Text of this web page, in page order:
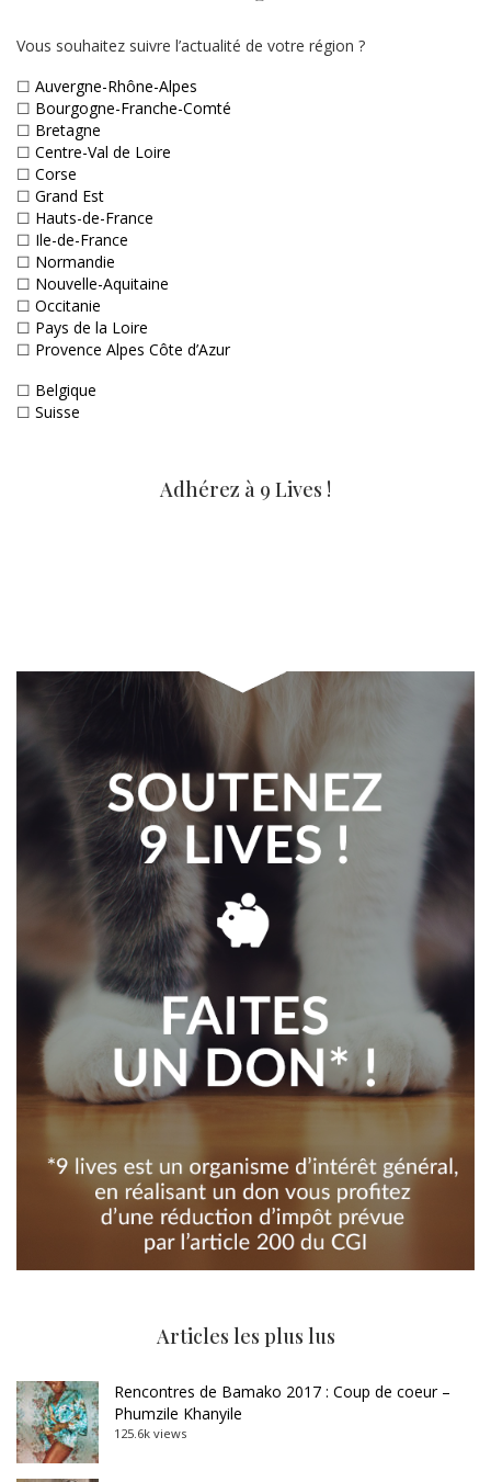
Vous souhaitez suivre l’actualité de votre région ?
☐ Auvergne-Rhône-Alpes
☐ Bourgogne-Franche-Comté
☐ Bretagne
☐ Centre-Val de Loire
☐ Corse
☐ Grand Est
☐ Hauts-de-France
☐ Ile-de-France
☐ Normandie
☐ Nouvelle-Aquitaine
☐ Occitanie
☐ Pays de la Loire
☐ Provence Alpes Côte d’Azur
☐ Belgique
☐ Suisse
Adhérez à 9 Lives !
Articles les plus lus
Rencontres de Bamako 2017 : Coup de coeur –
Phumzile Khanyile
125.6k views